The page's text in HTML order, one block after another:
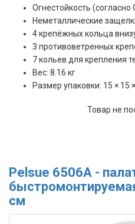
Огнестойкость (согласно
Неметаллические
4 крепёжных кольца
3 противоветренных
7 кольев для крепления
Вес: 8.16 кг
Размер упаковки: 15 × 15
Товар не
Pelsue 6506А -
см